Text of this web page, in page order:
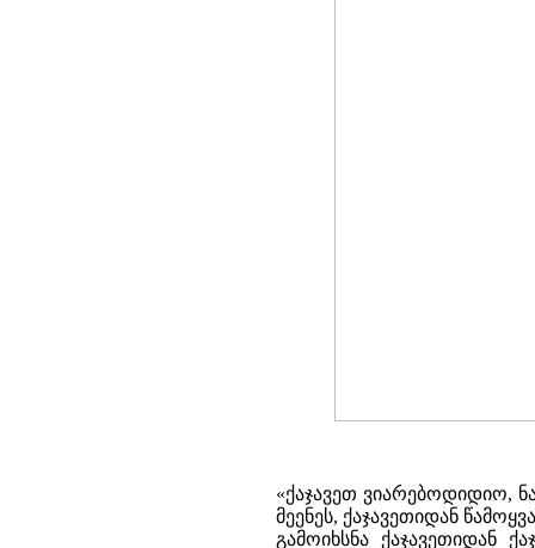
«ქაჯავეთ ვიარებოდიდიო,
მეენეს, ქაჯავეთიდან
გამოიხსნა ქაჯავეთიდან